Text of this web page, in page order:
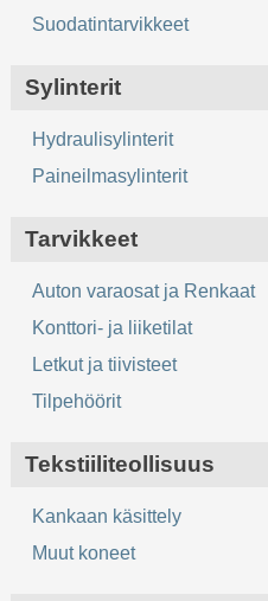
Suodatintarvikkeet
Sylinterit
Hydraulisylinterit
Paineilmasylinterit
Tarvikkeet
Auton varaosat ja Renkaat
Konttori- ja liiketilat
Letkut ja tiivisteet
Tilpehöörit
Tekstiiliteollisuus
Kankaan käsittely
Muut koneet